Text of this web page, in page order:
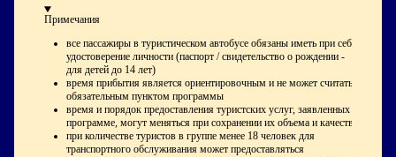
Примечания
все пассажиры в туристическом автобусе обязаны иметь при себе
удостоверение личности (паспорт / свидетельство о рождении -
для детей до 14 лет)
время прибытия является ориентировочным и не может считаться
обязательным пунктом программы
время и порядок предоставления туристских услуг, заявленных в
программе, могут меняться при сохранении их объема и качества
при количестве туристов в группе менее 18 человек для
транспортного обслуживания может предоставляться